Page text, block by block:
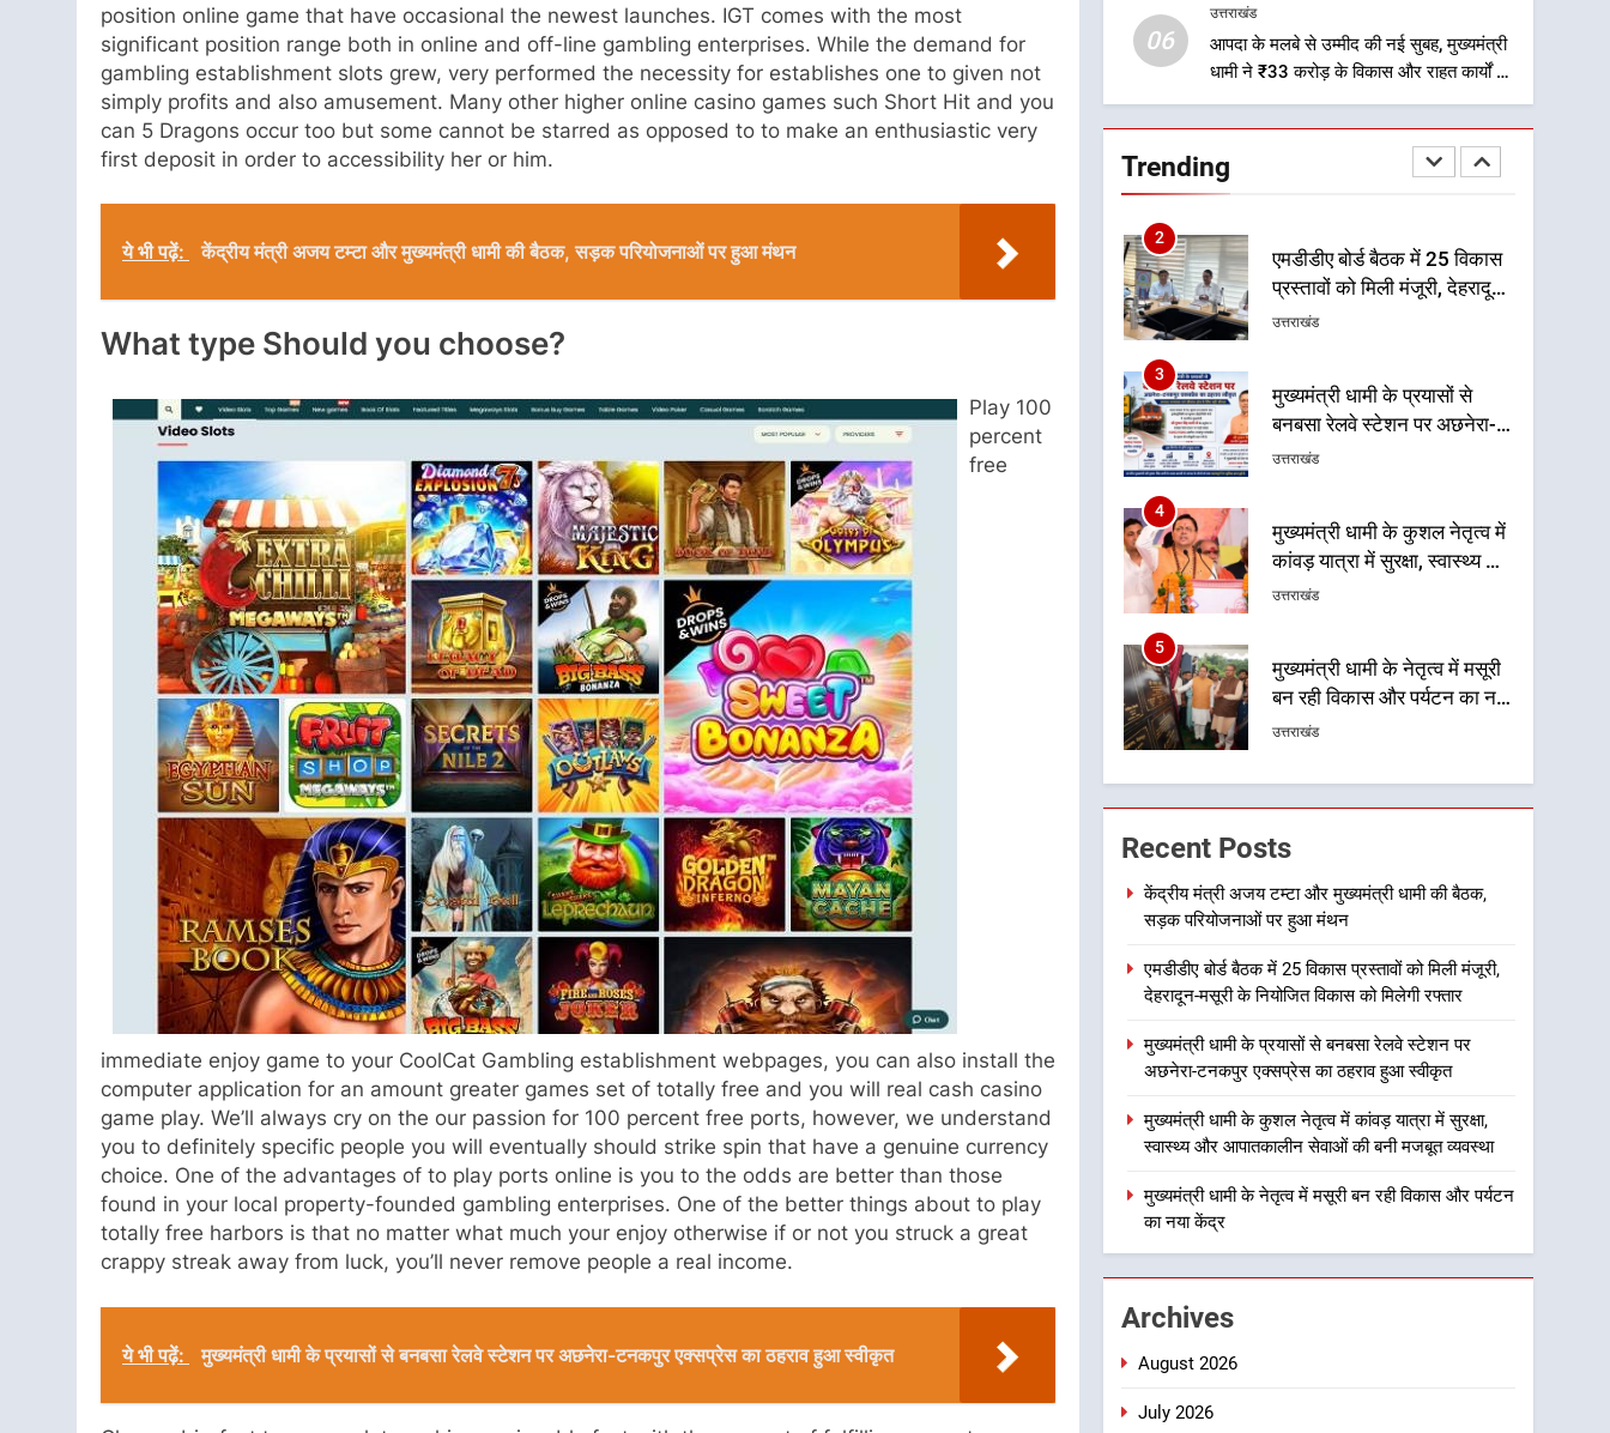
position online game that have occasional the newest launches. IGT comes with the most
significant position range both in online and off-line gambling enterprises. While the demand for
gambling establishment slots grew, very performed the necessity for establishes one to given not
simply profits and also amusement. Many other higher online casino games such Short Hit and you
can 5 Dragons occur too but some cannot be starred as opposed to to make an enthusiastic very
first deposit in order to accessibility her or him.
ये भी पढ़ें: केंद्रीय मंत्री अजय टम्टा और मुख्यमंत्री धामी की बैठक, सड़क परियोजनाओं पर हुआ मंथन
What type Should you choose?
Play 100
percent
free
immediate enjoy game to your CoolCat Gambling establishment webpages, you can also install the
computer application for an amount greater games set of totally free and you will real cash casino
game play. We’ll always cry on the our passion for 100 percent free ports, however, we understand
you to definitely specific people you will eventually should strike spin that have a genuine currency
choice. One of the advantages of to play ports online is you to the odds are better than those
found in your local property-founded gambling enterprises. One of the better things about to play
totally free harbors is that no matter what much your enjoy otherwise if or not you struck a great
crappy streak away from luck, you’ll never remove people a real income.
ये भी पढ़ें: मुख्यमंत्री धामी के प्रयासों से बनबसा रेलवे स्टेशन पर अछनेरा-टनकपुर एक्सप्रेस का ठहराव हुआ स्वीकृत
06
उत्तराखंड
आपदा के मलबे से उम्मीद की नई सुबह, मुख्यमंत्री
धामी ने ₹33 करोड़ के विकास और राहत कार्यों से
धराली को फिर खड़ा कर बनाया भरोसे का प्रतीक
Trending
मेजबानी का संकल्प
उत्तराखंड
1
केंद्रीय मंत्री अजय टम्टा और
मुख्यमंत्री धामी की बैठक, सड़क
परियोजनाओं पर हुआ मंथन
2
एमडीडीए बोर्ड बैठक में 25 विकास
प्रस्तावों को मिली मंजूरी, देहरादून-
मसूरी के नियोजित विकास को
उत्तराखंड
3
मुख्यमंत्री धामी के प्रयासों से
बनबसा रेलवे स्टेशन पर अछनेरा-
टनकपुर एक्सप्रेस का ठहराव हुआ
उत्तराखंड
4
मुख्यमंत्री धामी के कुशल नेतृत्व में
कांवड़ यात्रा में सुरक्षा, स्वास्थ्य और
आपातकालीन सेवाओं की बनी
उत्तराखंड
5
मुख्यमंत्री धामी के नेतृत्व में मसूरी
बन रही विकास और पर्यटन का नया
केंद्र
उत्तराखंड
6
आपदा के मलबे से उम्मीद की नई
सुबह, मुख्यमंत्री धामी ने ₹33
करोड़ के विकास और राहत कार्यों
से धराली को फिर खड़ा कर बनाया
भरोसे का प्रतीक
7
संवाद कर उन्हें सरकार की विभिन्न
कृषि एवं बागवानी योजनाओं का
अधिक से अधिक लाभ उठाने का
आह्वान किया
उत्तराखंड
8
खेल मंत्री रेखा आर्या ने देवभूमि से
बुलंद किया 2036 ओलंपिक
मेजबानी का संकल्प
उत्तराखंड
1
परियोजनाओं पर हुआ मंथन
उत्तराखंड
2
Recent Posts
केंद्रीय मंत्री अजय टम्टा और मुख्यमंत्री धामी की बैठक,
सड़क परियोजनाओं पर हुआ मंथन
एमडीडीए बोर्ड बैठक में 25 विकास प्रस्तावों को मिली मंजूरी,
देहरादून-मसूरी के नियोजित विकास को मिलेगी रफ्तार
मुख्यमंत्री धामी के प्रयासों से बनबसा रेलवे स्टेशन पर
अछनेरा-टनकपुर एक्सप्रेस का ठहराव हुआ स्वीकृत
मुख्यमंत्री धामी के कुशल नेतृत्व में कांवड़ यात्रा में सुरक्षा,
स्वास्थ्य और आपातकालीन सेवाओं की बनी मजबूत व्यवस्था
मुख्यमंत्री धामी के नेतृत्व में मसूरी बन रही विकास और पर्यटन
का नया केंद्र
Archives
August 2026
July 2026